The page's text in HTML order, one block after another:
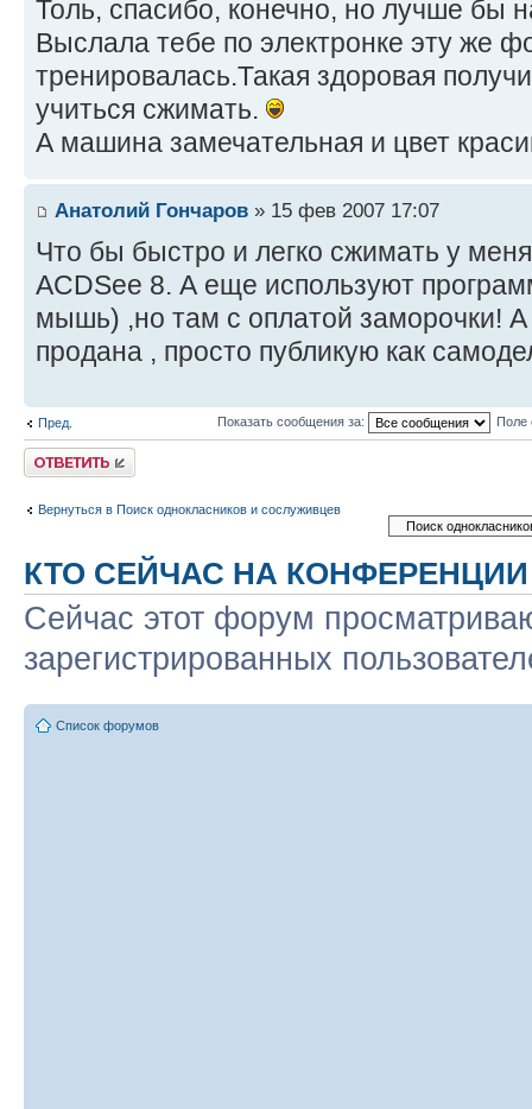
Толь, спасибо, конечно, но лучше бы
Выслала тебе по электронке эту же
тренировалась.Такая здоровая
учиться сжимать.
А машина замечательная и цвет
Анатолий Гончаров » 15 фев 2007 17:07
Что бы быстро и легко сжимать у
ACDSee 8. А еще используют
мышь) ,но там с оплатой заморочки!
продана , просто публикую как
Пред. Показать сообщения за: Поле
Ответить
Вернуться в Поиск однокласников и сослуживцев
КТО СЕЙЧАС НА КОНФЕРЕНЦИИ
Сейчас этот форум
зарегистрированных
Список форумов